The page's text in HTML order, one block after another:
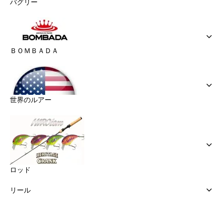
バグリー
ＢＯＭＢＡＤＡ
世界のルアー
ロッド
リール